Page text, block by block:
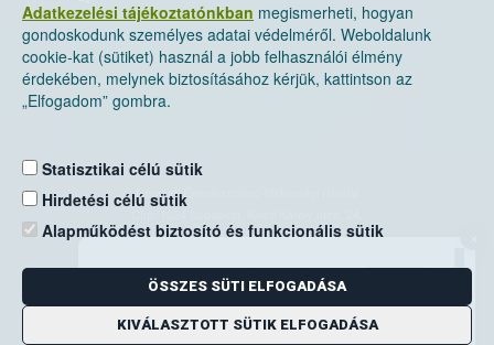
Adatkezelési tájékoztatónkban megismerheti, hogyan
gondoskodunk személyes adatai védelméről. Weboldalunk
cookie-kat (sütiket) használ a jobb felhasználói élmény
érdekében, melynek biztosításához kérjük, kattintson az
„Elfogadom” gombra.
Statisztikai célú sütik
Hirdetési célú sütik
Alapműködést biztosító és funkcionális sütik
ÖSSZES SÜTI ELFOGADÁSA
KIVÁLASZTOTT SÜTIK ELFOGADÁSA
Nemzeti Élelmiszerlánc-biztonsági Hivatal
Levelezési cím: 1525 Budapest. Pf. 30.
E-mail:ugyfelszolgalat@nebih.gov.hu
Zöld szám: 06-80/263-244
Telefon: 06-1/ 336-9000